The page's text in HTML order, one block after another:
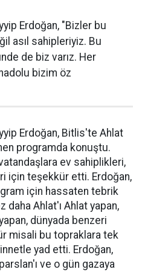
Erdoğan, "Bizler bu
asıl sahipleriyiz. Bu
de biz varız. Her
bizim öz
Erdoğan, Bitlis'te Ahlat
programda konuştu.
ev sahiplikleri,
için teşekkür etti. Erdoğan,
için hassaten tebrik
Ahlat'ı Ahlat yapan,
dünyada benzeri
misali bu topraklara tek
yad etti. Erdoğan,
ve o gün gazaya